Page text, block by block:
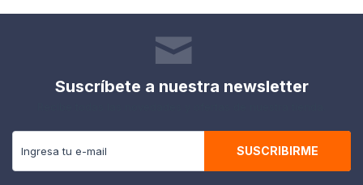
Suscríbete a nuestra newsletter
SUSCRIBIRME